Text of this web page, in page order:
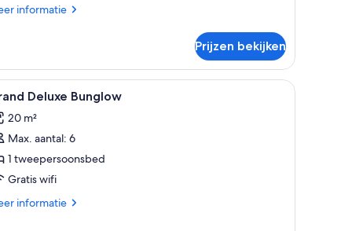
informatie
Prijzen bekijken
1 slaapkamer, een minibar, een kluis op de
5 Deluxe Bunglow
20 m²
Max. aantal: 6
1 tweepersoonsbed
Gratis wifi
informatie